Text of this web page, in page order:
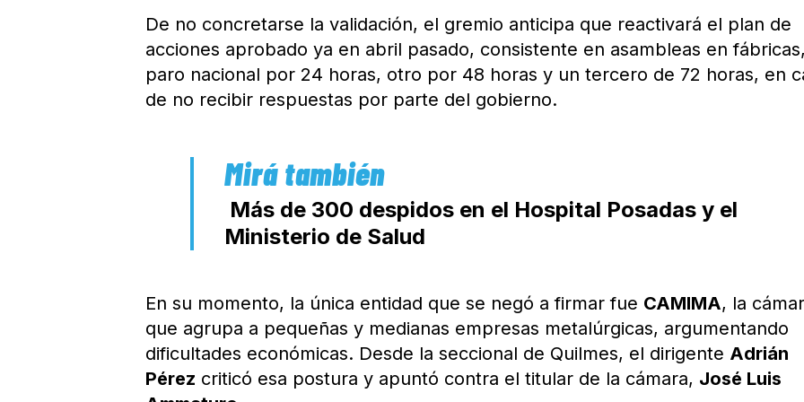
De no concretarse la validación, el gremio anticipa que reactivará el plan de
acciones aprobado ya en abril pasado, consistente en asambleas en
paro nacional por 24 horas, otro por 48 horas y un tercero de 72 horas, en
de no recibir respuestas por parte del gobierno.
Más de 300 despidos en el Hospital Posadas y el
Ministerio de Salud
En su momento, la única entidad que se negó a firmar fue CAMIMA, la
que agrupa a pequeñas y medianas empresas metalúrgicas, argumentando
dificultades económicas. Desde la seccional de Quilmes, el dirigente Adrián
Pérez criticó esa postura y apuntó contra el titular de la cámara, José Luis